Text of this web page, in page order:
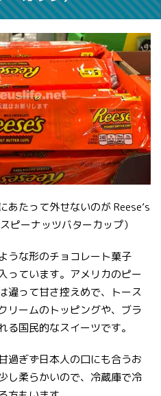
あたって外せないのが Reese’s
ーナッツバターカップ）
うな形のチョコレート菓子
っています。アメリカのピー
違って甘さ控えめで、トース
リームのトッピングや、ブラ
る国民的なスイーツです。
過ぎず日本人の口にも合うお
し柔らかいので、冷蔵庫で冷